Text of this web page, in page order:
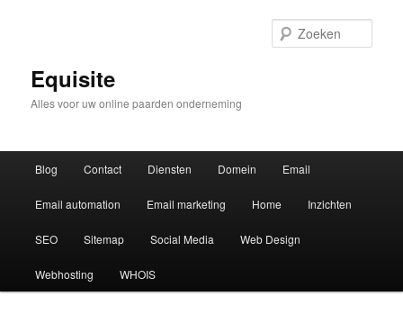
Equisite
Alles voor uw online paarden onderneming
Blog Contact Diensten Domein Email
Email automation Email marketing Home Inzichten
SEO Sitemap Social Media Web Design
Webhosting WHOIS